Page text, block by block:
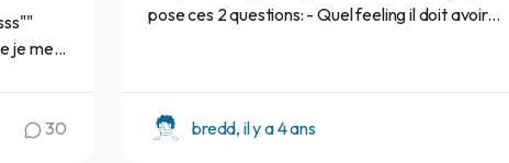
je me...
30
pose ces 2 questions: - Quel feeling il doit avoir...
bredd, il y a 4 ans